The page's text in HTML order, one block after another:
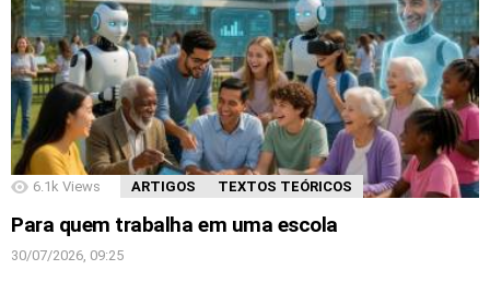
6.1k Views ARTIGOS TEXTOS TEÓRICOS
Para quem trabalha em uma escola
30/07/2026, 09:25